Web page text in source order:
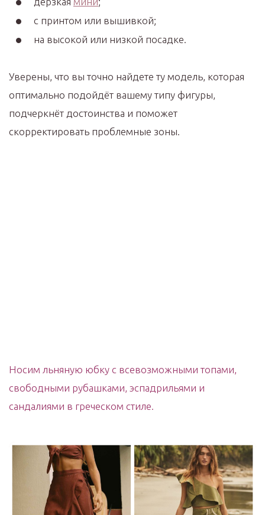
с принтом или вышивкой;
на высокой или низкой посадке.
Уверены, что вы точно найдете ту модель, которая
оптимально подойдёт вашему типу фигуры,
подчеркнёт достоинства и поможет
скорректировать проблемные зоны.
Носим льняную юбку с всевозможными топами,
свободными рубашками, эспадрильями и
сандалиями в греческом стиле.